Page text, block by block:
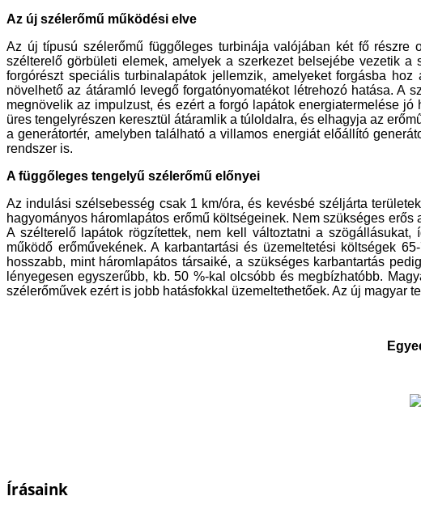
Az új szélerőmű működési elve
Az új típusú szélerőmű függőleges turbinája valójában két fő
szélterelő görbületi elemek, amelyek a szerkezet belsejébe vezetik
forgórészt speciális turbinalapátok jellemzik, amelyeket forgásba
növelhető az átáramló levegő forgatónyomatékot létrehozó hatása. A
megnövelik az impulzust, és ezért a forgó lapátok energiatermelése
üres tengelyrészen keresztül átáramlik a túloldalra, és elhagyja az
a generátortér, amelyben található a villamos energiát előállító
rendszer is.
A függőleges tengelyű szélerőmű előnyei
Az indulási szélsebesség csak 1 km/óra, és kevésbé széljárta
hagyományos háromlapátos erőmű költségeinek. Nem szükséges
A szélterelő lapátok rögzítettek, nem kell változtatni a
működő erőművekének. A karbantartási és üzemeltetési költségek
hosszabb, mint háromlapátos társaiké, a szükséges karbantartás
lényegesen egyszerűbb, kb. 50 %-kal olcsóbb és megbízhatóbb.
szélerőművek ezért is jobb hatásfokkal üzemeltethetőek. Az új magyar
Írásaink